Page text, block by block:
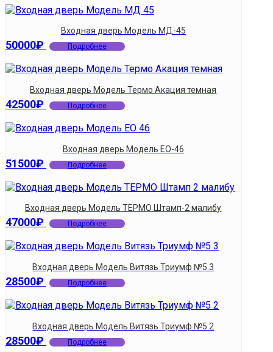
Входная дверь Модель МД-45
50000₽ Подробнее
Входная дверь Модель Термо Акация темная
42500₽ Подробнее
Входная дверь Модель ЕО-46
51500₽ Подробнее
Входная дверь Модель ТЕРМО Штамп-2 малибу
47000₽ Подробнее
Входная дверь Модель Витязь Триумф №5.3
28500₽ Подробнее
Входная дверь Модель Витязь Триумф №5.2
28500₽ Подробнее